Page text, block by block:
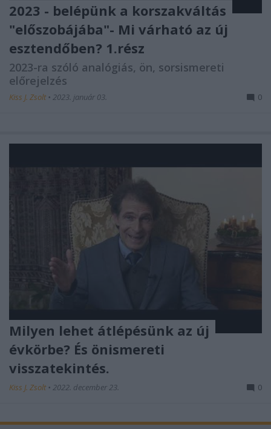
2023 - belépünk a korszakváltás
"előszobájába"- Mi várható az új
esztendőben? 1.rész
2023-ra szóló analógiás, ön, sorsismereti
előrejelzés
Kiss J. Zsolt • 2023. január 03. 0
Milyen lehet átlépésünk az új
évkörbe? És önismereti
visszatekintés.
Kiss J. Zsolt • 2022. december 23. 0